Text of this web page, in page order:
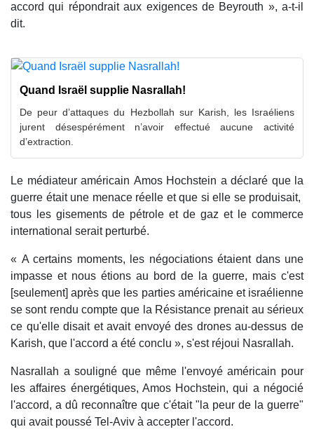
accord qui répondrait aux exigences de Beyrouth », a-t-il
dit.
Quand Israël supplie Nasrallah!
De peur d’attaques du Hezbollah sur Karish, les Israéliens
jurent désespérément n’avoir effectué aucune activité
d’extraction.
Le médiateur américain Amos Hochstein a déclaré que la
guerre était une menace réelle et que si elle se produisait,
tous les gisements de pétrole et de gaz et le commerce
international serait perturbé.
« A certains moments, les négociations étaient dans une
impasse et nous étions au bord de la guerre, mais c'est
[seulement] après que les parties américaine et israélienne
se sont rendu compte que la Résistance prenait au sérieux
ce qu'elle disait et avait envoyé des drones au-dessus de
Karish, que l'accord a été conclu », s'est réjoui Nasrallah.
Nasrallah a souligné que même l'envoyé américain pour
les affaires énergétiques, Amos Hochstein, qui a négocié
l'accord, a dû reconnaître que c'était "la peur de la guerre"
qui avait poussé Tel-Aviv à accepter l'accord.